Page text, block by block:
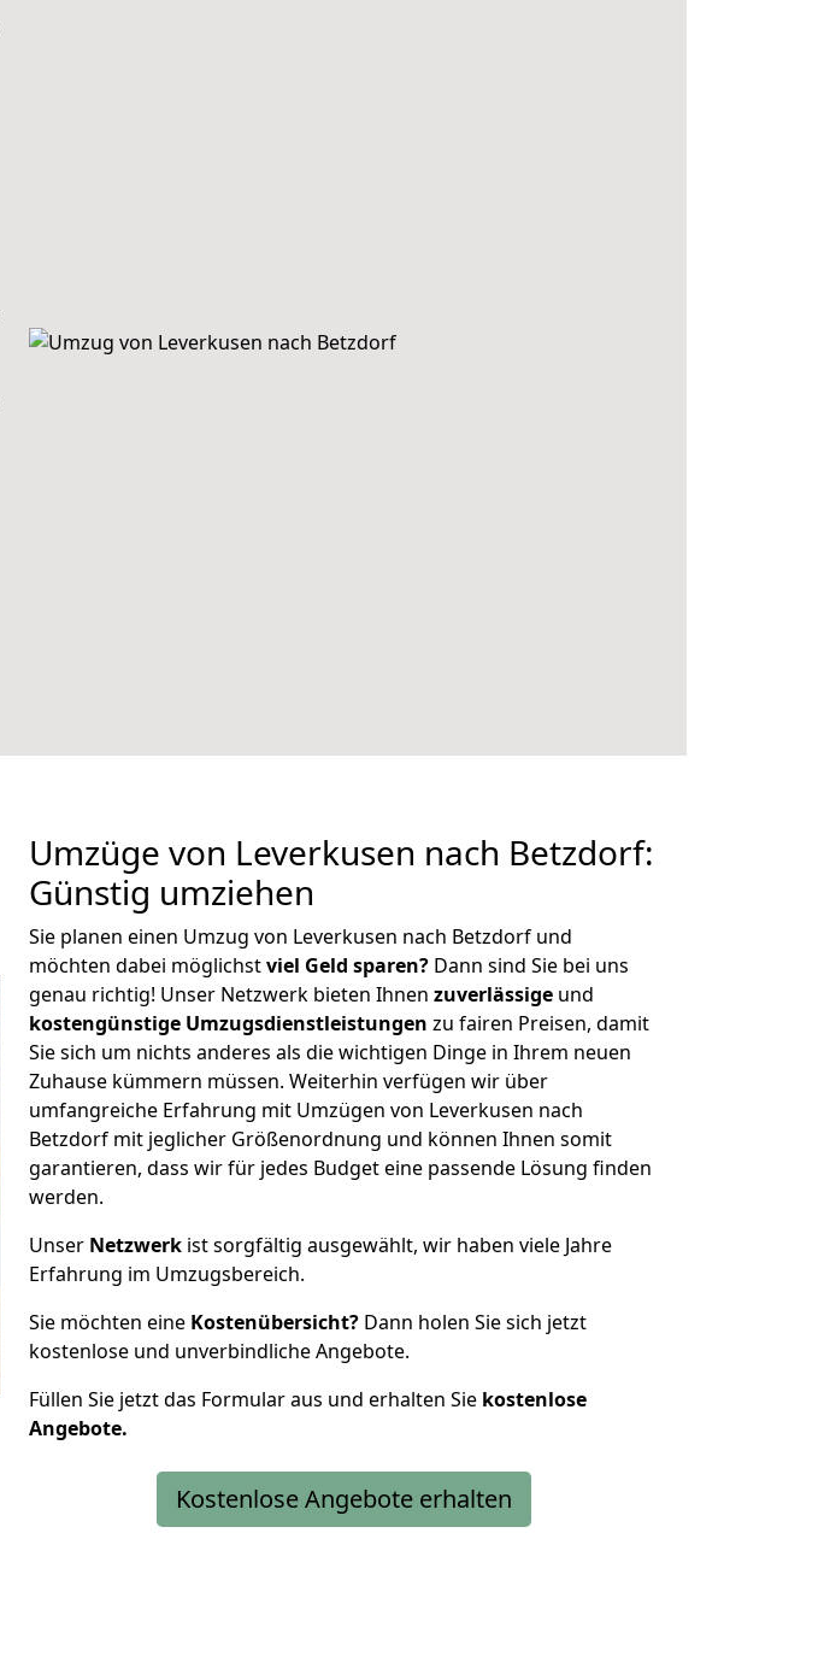
Umzüge von Leverkusen nach Betzdorf:
Günstig umziehen
Sie planen einen Umzug von Leverkusen nach Betzdorf und
möchten dabei möglichstviel Geld sparen? Dann sind Sie bei uns
genau richtig! Unser Netzwerk bieten Ihnen zuverlässige und
kostengünstige Umzugsdienstleistungen zu fairen Preisen, damit
Sie sich um nichts anderes als die wichtigen Dinge in Ihrem neuen
Zuhause kümmern müssen. Weiterhin verfügen wir über
umfangreiche Erfahrung mit Umzügen von Leverkusen nach
Betzdorf mit jeglicher Größenordnung und können Ihnen somit
garantieren, dass wir für jedes Budget eine passende Lösung finden
werden.
Unser Netzwerk ist sorgfältig ausgewählt, wir haben viele Jahre
Erfahrung im Umzugsbereich.
Sie möchten eine Kostenübersicht? Dann holen Sie sich jetzt
kostenlose und unverbindliche Angebote.
Füllen Sie jetzt das Formular aus und erhalten Sie kostenlose
Angebote.
Kostenlose Angebote erhalten